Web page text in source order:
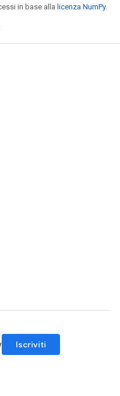
in base alla licenza NumPy.
Iscriviti